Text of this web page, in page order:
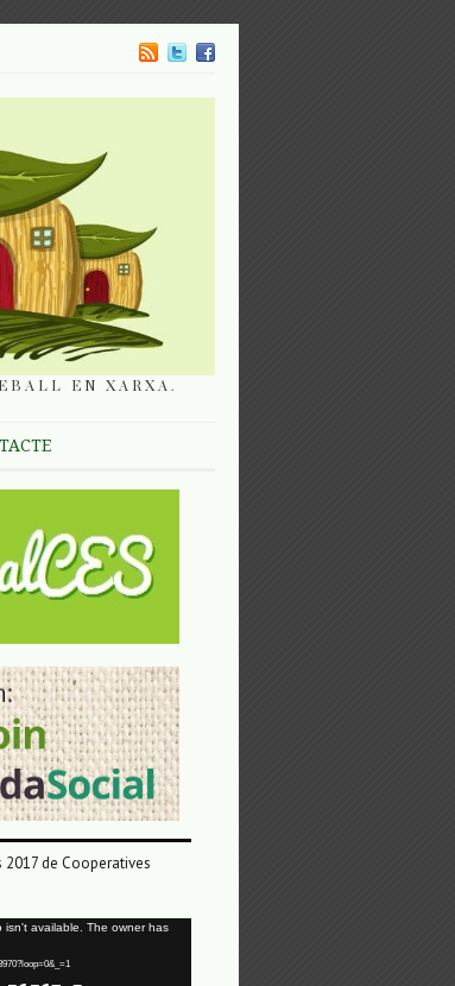
EN XARXA.
2017 de Cooperatives
isn't available. The owner has